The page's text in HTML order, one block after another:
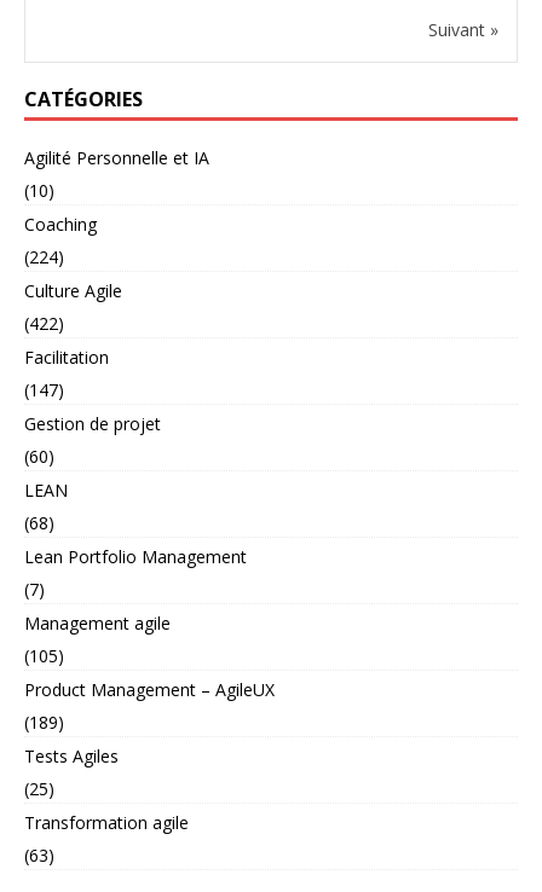
Suivant »
CATÉGORIES
Agilité Personnelle et IA
(10)
Coaching
(224)
Culture Agile
(422)
Facilitation
(147)
Gestion de projet
(60)
LEAN
(68)
Lean Portfolio Management
(7)
Management agile
(105)
Product Management – AgileUX
(189)
Tests Agiles
(25)
Transformation agile
(63)